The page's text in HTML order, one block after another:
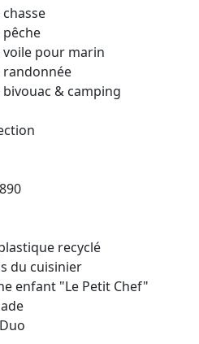
pêche
voile pour marin
randonnée
bivouac & camping
recyclé
du cuisinier
enfant "Le Petit Chef"